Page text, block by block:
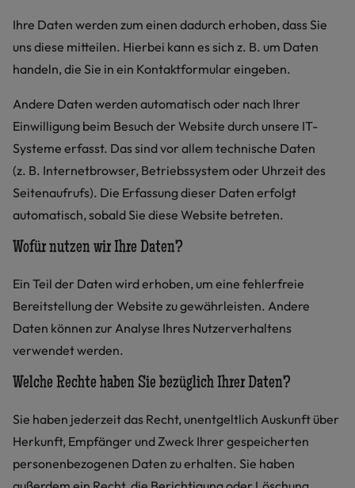
Ihre Daten werden zum einen dadurch erhoben, dass Sie
uns diese mitteilen. Hierbei kann es sich z. B. um Daten
handeln, die Sie in ein Kontaktformular eingeben.
Andere Daten werden automatisch oder nach Ihrer
Einwilligung beim Besuch der Website durch unsere IT-
Systeme erfasst. Das sind vor allem technische Daten
(z. B. Internetbrowser, Betriebssystem oder Uhrzeit des
Seitenaufrufs). Die Erfassung dieser Daten erfolgt
automatisch, sobald Sie diese Website betreten.
Wofür nutzen wir Ihre Daten?
Ein Teil der Daten wird erhoben, um eine fehlerfreie
Bereitstellung der Website zu gewährleisten. Andere
Daten können zur Analyse Ihres Nutzerverhaltens
verwendet werden.
Welche Rechte haben Sie bezüglich Ihrer Daten?
Sie haben jederzeit das Recht, unentgeltlich Auskunft über
Herkunft, Empfänger und Zweck Ihrer gespeicherten
personenbezogenen Daten zu erhalten. Sie haben